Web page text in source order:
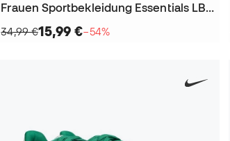
Frauen Sportbekleidung Essentials LBR T-Shirt
34,99 €15,99 €−54%